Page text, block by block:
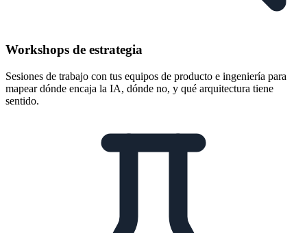
Workshops de estrategia
Sesiones de trabajo con tus equipos de producto e ingeniería para
mapear dónde encaja la IA, dónde no, y qué arquitectura tiene
sentido.